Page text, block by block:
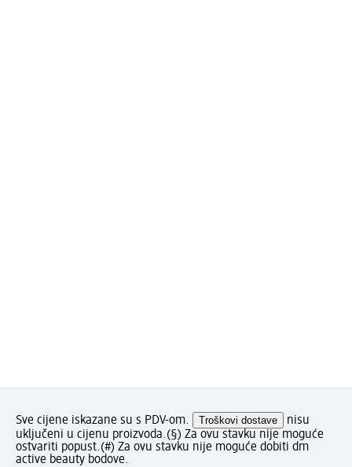
Sve cijene iskazane su s PDV-om. Troškovi dostave
nisu
uključeni u cijenu proizvoda.(§) Za ovu stavku nije moguće
ostvariti popust.(#) Za ovu stavku nije moguće dobiti dm
active beauty bodove.